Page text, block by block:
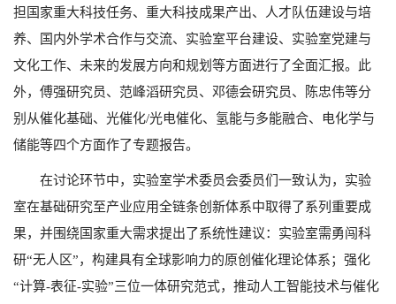
担国家重大科技任务、重大科技成果产出、人才队伍建设与培
养、国内外学术合作与交流、实验室平台建设、实验室党建与
文化工作、未来的发展方向和规划等方面进行了全面汇报。此
外，傅强研究员、范峰滔研究员、邓德会研究员、陈忠伟等分
别从催化基础、光催化/光电催化、氢能与多能融合、电化学与
储能等四个方面作了专题报告。
在讨论环节中，实验室学术委员会委员们一致认为，实验
室在基础研究至产业应用全链条创新体系中取得了系列重要成
果，并围绕国家重大需求提出了系统性建议：实验室需勇闯科
研“无人区”，构建具有全球影响力的原创催化理论体系；强化
“计算-表征-实验”三位一体研究范式，推动人工智能技术与催化